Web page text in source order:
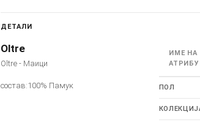
ДЕТАЛИ
Oltre
Oltre - Маици
состав:100% Памук
ИМЕ НА
ПОЛ